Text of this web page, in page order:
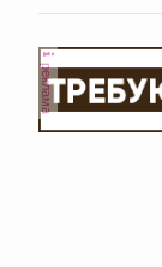
реклама